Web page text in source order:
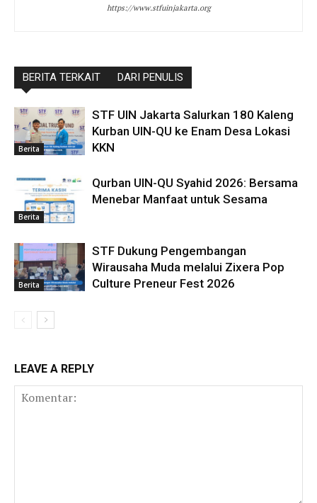
https://www.stfuinjakarta.org
BERITA TERKAIT DARI PENULIS
Berita
STF UIN Jakarta Salurkan 180 Kaleng
Kurban UIN-QU ke Enam Desa Lokasi
KKN
Berita
Qurban UIN-QU Syahid 2026: Bersama
Menebar Manfaat untuk Sesama
Berita
STF Dukung Pengembangan
Wirausaha Muda melalui Zixera Pop
Culture Preneur Fest 2026
LEAVE A REPLY